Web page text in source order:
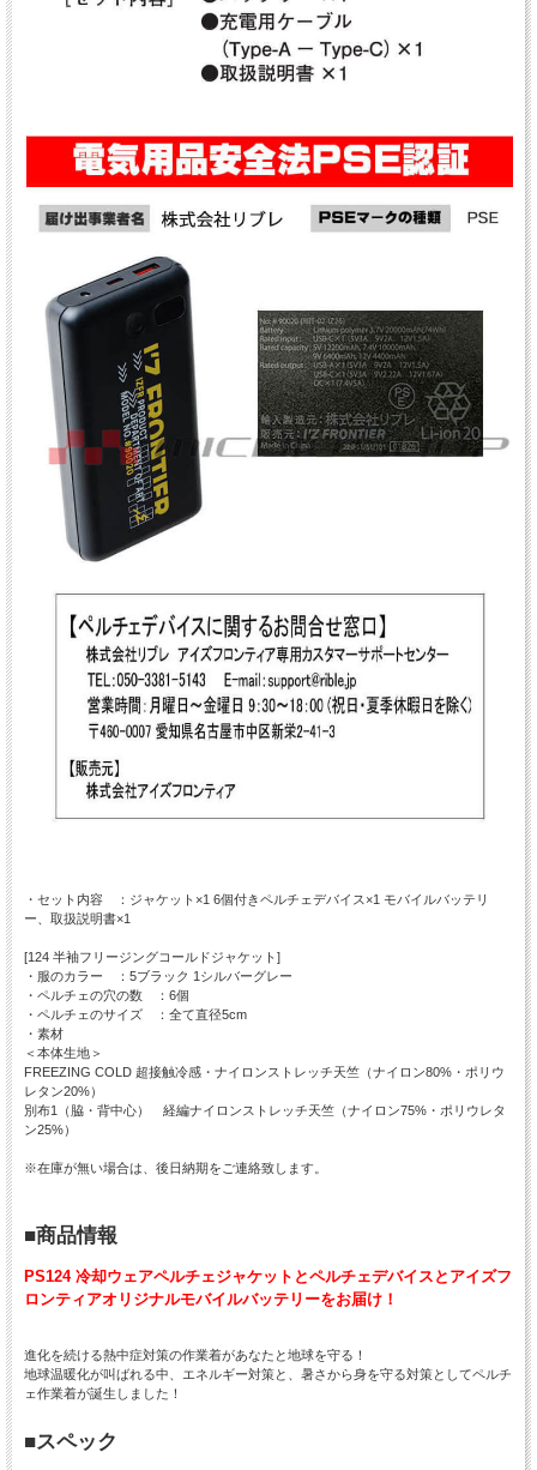
・セット内容 ：ジャケット×1 6個付きペルチェデバイス×1 モバイルバッテリ
ー、取扱説明書×1
[124 半袖フリージングコールドジャケット]
・服のカラー ：5ブラック 1シルバーグレー
・ペルチェの穴の数 ：6個
・ペルチェのサイズ ：全て直径5cm
・素材
＜本体生地＞
FREEZING COLD 超接触冷感・ナイロンストレッチ天竺（ナイロン80%・ポリウ
レタン20%）
別布1（脇・背中心） 経編ナイロンストレッチ天竺（ナイロン75%・ポリウレタ
ン25%）
※在庫が無い場合は、後日納期をご連絡致します。
■商品情報
PS124 冷却ウェアペルチェジャケットとペルチェデバイスとアイズフ
ロンティアオリジナルモバイルバッテリーをお届け！
進化を続ける熱中症対策の作業着があなたと地球を守る！
地球温暖化が叫ばれる中、エネルギー対策と、暑さから身を守る対策としてペルチ
ェ作業着が誕生しました！
■スペック